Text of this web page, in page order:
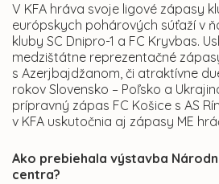
V KFA hráva svoje ligové zápasy
európskych pohárových súťaží v
kluby SC Dnipro-1 a FC Kryvbas.
medzištátne reprezentačné
s Azerjbajdžanom, či atraktívne
rokov Slovensko – Poľsko a
prípravný zápas FC Košice s AS
v KFA uskutočnia aj zápasy ME
Ako prebiehala výstavba
centra?